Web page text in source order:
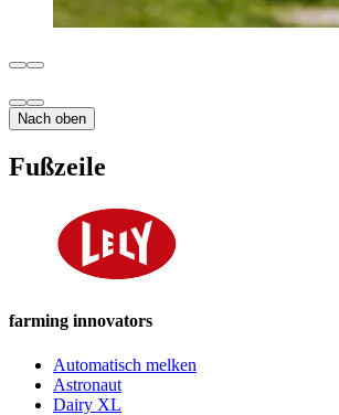
Nach oben
Fußzeile
farming innovators
Automatisch melken
Astronaut
Dairy XL